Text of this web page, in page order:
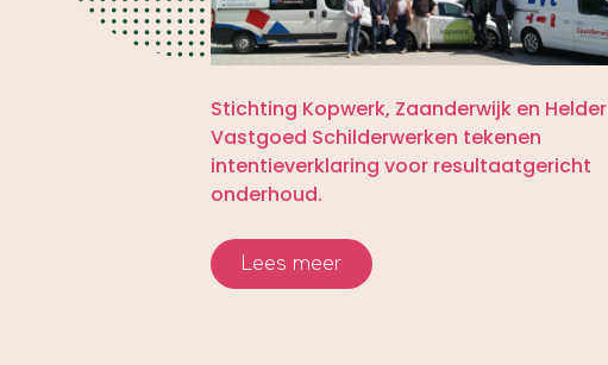
Stichting Kopwerk, Zaanderwijk en Helder
Vastgoed Schilderwerken tekenen
intentieverklaring voor resultaatgericht
onderhoud.
Lees meer